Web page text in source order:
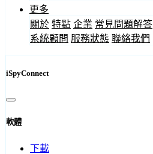
更多
關於 特點 企業 常見問題解答
系統顧問 服務狀態 聯絡我們
iSpyConnect
軟體
下載